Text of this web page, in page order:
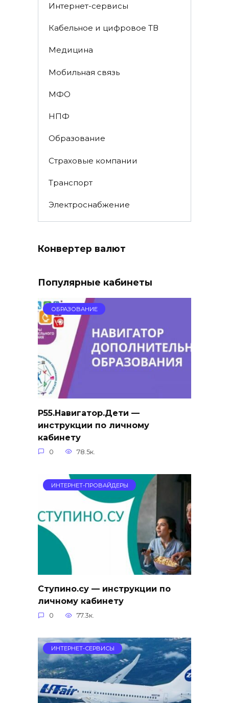
Интернет-сервисы
Кабельное и цифровое ТВ
Медицина
Мобильная связь
МФО
НПФ
Образование
Страховые компании
Транспорт
Электроснабжение
Конвертер валют
Популярные кабинеты
ОБРАЗОВАНИЕ
Р55.Навигатор.Дети —
инструкции по личному
кабинету
0 78.5к.
ИНТЕРНЕТ-ПРОВАЙДЕРЫ
Ступино.су — инструкции по
личному кабинету
0 77.3к.
ИНТЕРНЕТ-СЕРВИСЫ